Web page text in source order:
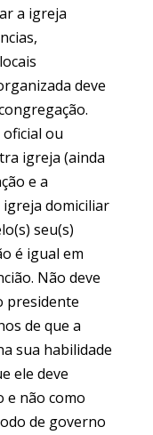
a igreja
deve
ou
igreja (ainda
e a
igreja domiciliar
seu(s)
é igual em
Não deve
presidente
de que a
sua habilidade
ele deve
e não como
de governo